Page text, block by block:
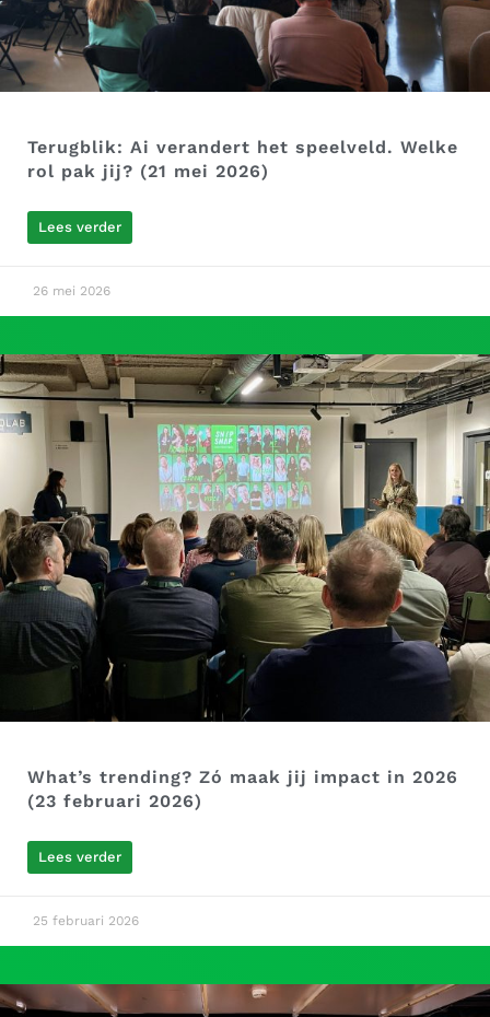
Terugblik: Ai verandert het speelveld. Welke
rol pak jij? (21 mei 2026)
Lees verder
26 mei 2026
What’s trending? Zó maak jij impact in 2026
(23 februari 2026)
Lees verder
25 februari 2026